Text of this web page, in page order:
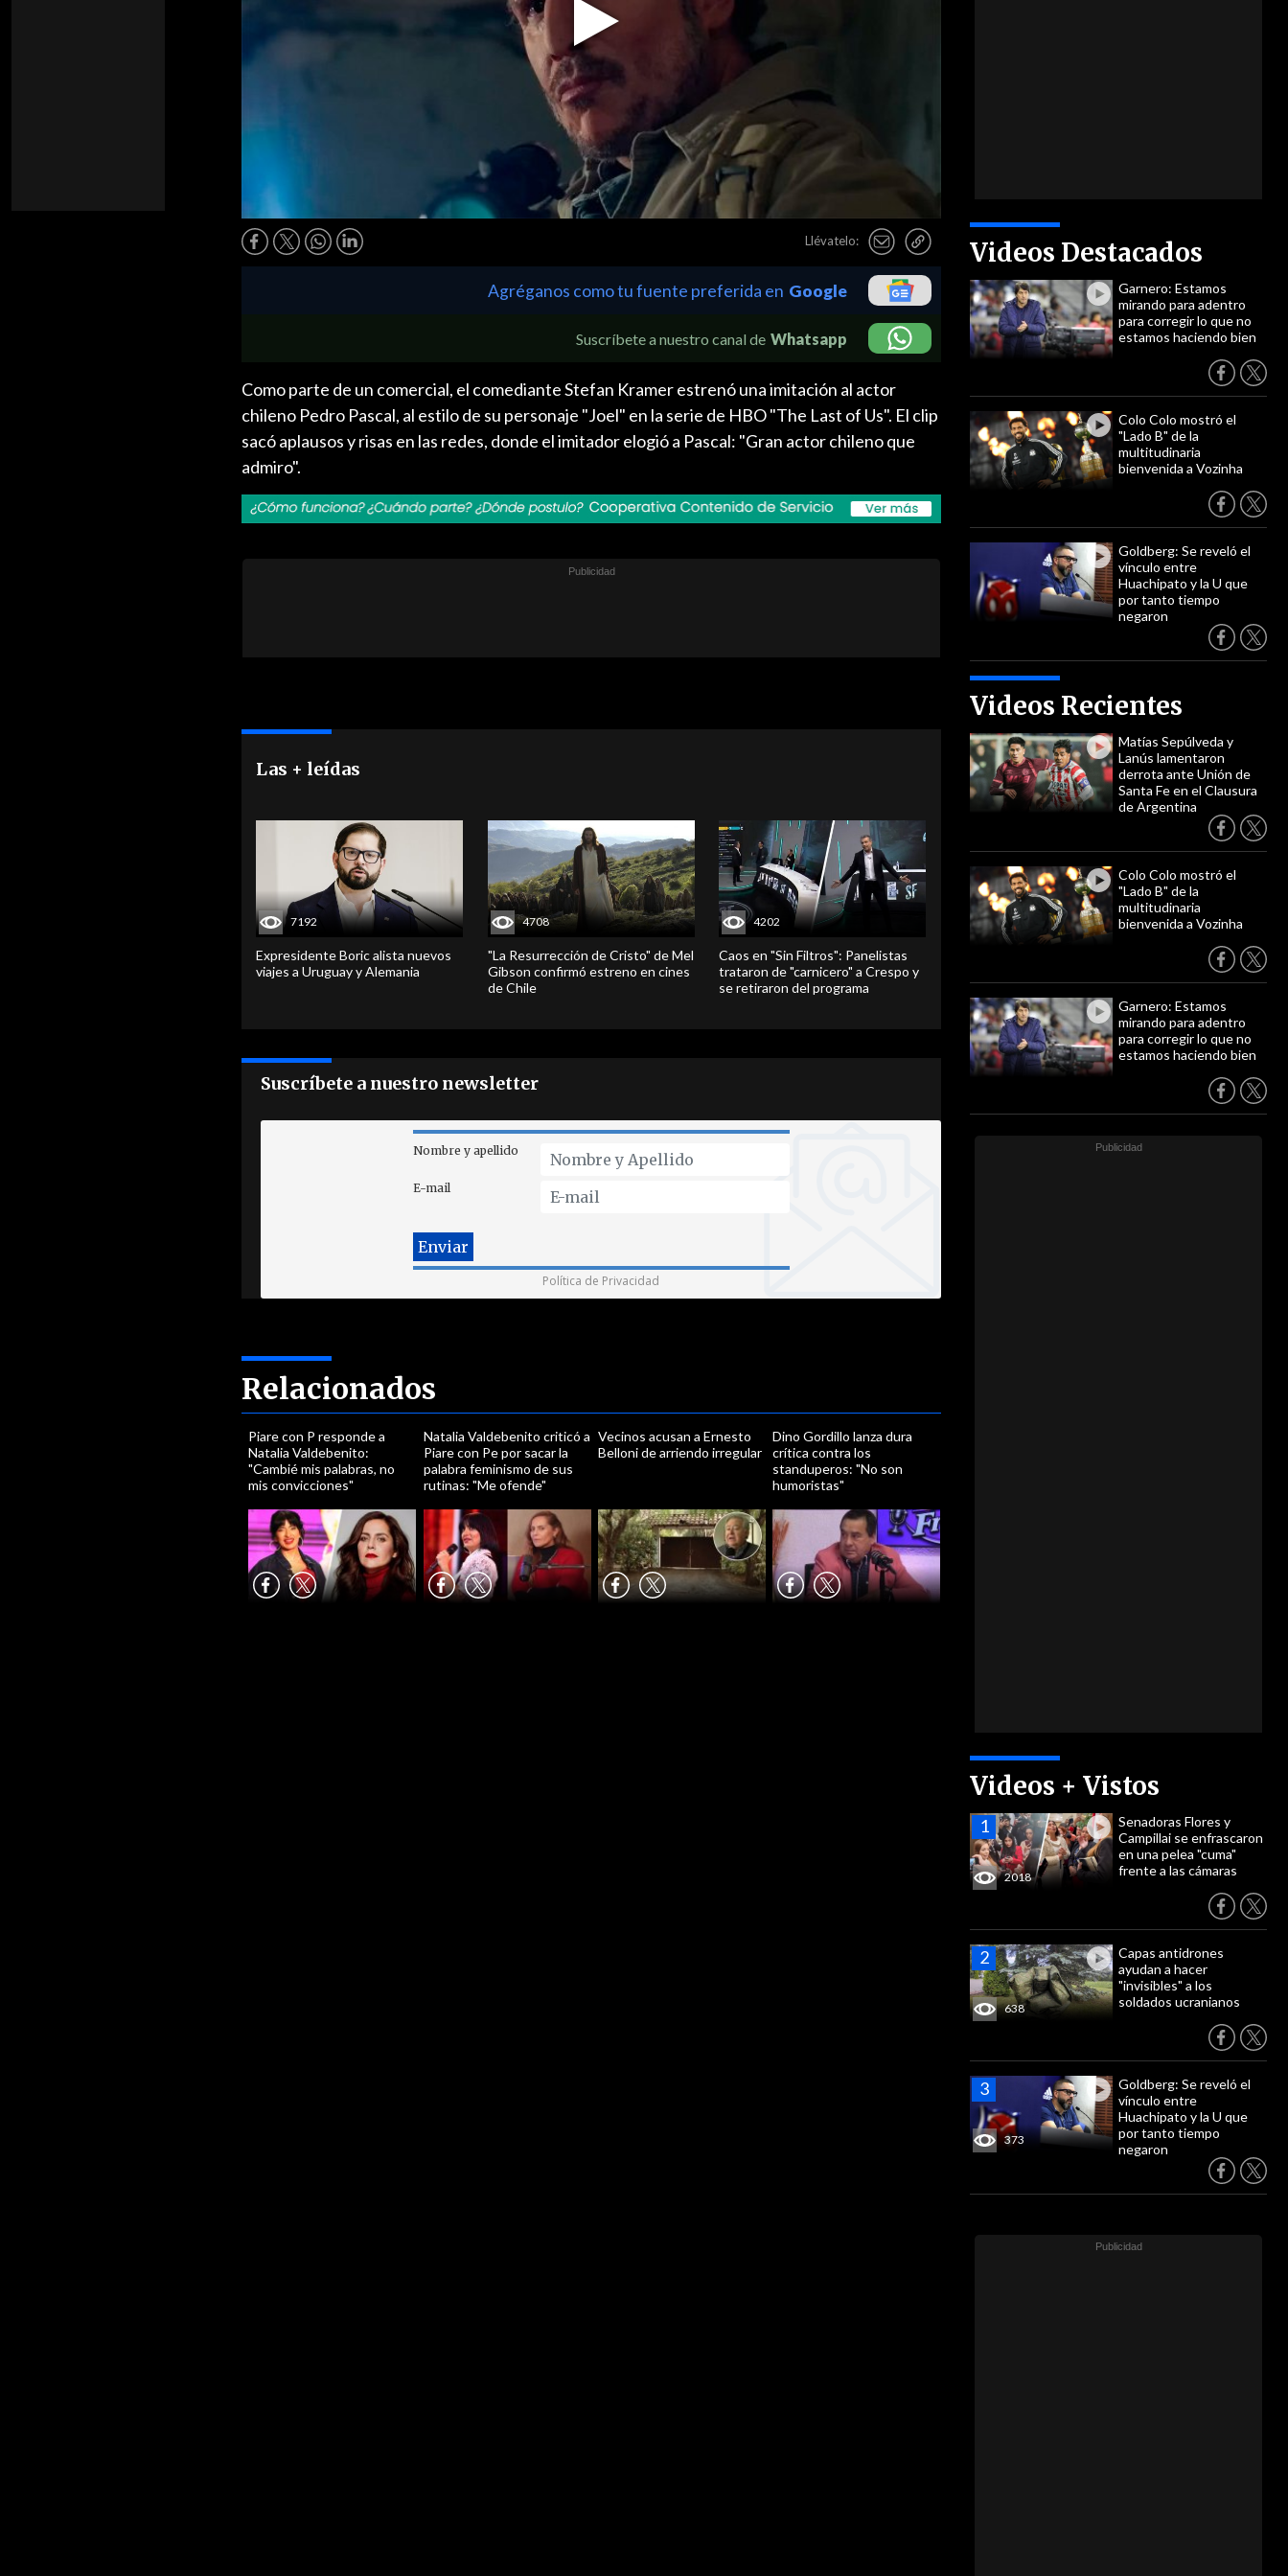
Video
Llévatelo: Videos Destacados
Garnero: Estamos
mirando para adentro
para corregir lo que no
estamos haciendo bien
Colo Colo mostró el
"Lado B" de la
multitudinaria
bienvenida a Vozinha
Goldberg: Se reveló el
vínculo entre
Huachipato y la U que
por tanto tiempo
negaron
Videos Recientes
Matías Sepúlveda y
Lanús lamentaron
derrota ante Unión de
Santa Fe en el Clausura
de Argentina
Colo Colo mostró el
"Lado B" de la
multitudinaria
bienvenida a Vozinha
Garnero: Estamos
mirando para adentro
para corregir lo que no
estamos haciendo bien
Videos + Vistos
2018
Senadoras Flores y
Campillai se enfrascaron
en una pelea "cuma"
frente a las cámaras
638
Capas antidrones
ayudan a hacer
"invisibles" a los
soldados ucranianos
373
Goldberg: Se reveló el
vínculo entre
Huachipato y la U que
por tanto tiempo
negaron
Agréganos como tu fuente preferida en Google
Suscríbete a nuestro canal de Whatsapp
Como parte de un comercial, el comediante Stefan Kramer estrenó una imitación al actor
chileno Pedro Pascal, al estilo de su personaje "Joel" en la serie de HBO "The Last of Us". El clip
sacó aplausos y risas en las redes, donde el imitador elogió a Pascal: "Gran actor chileno que
admiro".
Las + leídas
7192
Expresidente Boric alista nuevos
viajes a Uruguay y Alemania
4708
"La Resurrección de Cristo" de Mel
Gibson confirmó estreno en cines
de Chile
4202
Caos en "Sin Filtros": Panelistas
trataron de "carnicero" a Crespo y
se retiraron del programa
Suscríbete a nuestro newsletter
Nombre y apellido
E-mail
Política de Privacidad
Relacionados
Piare con P responde a
Natalia Valdebenito:
"Cambié mis palabras, no
mis convicciones"
Natalia Valdebenito criticó a
Piare con Pe por sacar la
palabra feminismo de sus
rutinas: "Me ofende"
Vecinos acusan a Ernesto
Belloni de arriendo irregular
Dino Gordillo lanza dura
crítica contra los
standuperos: "No son
humoristas"